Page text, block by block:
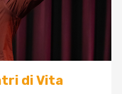
di Vita